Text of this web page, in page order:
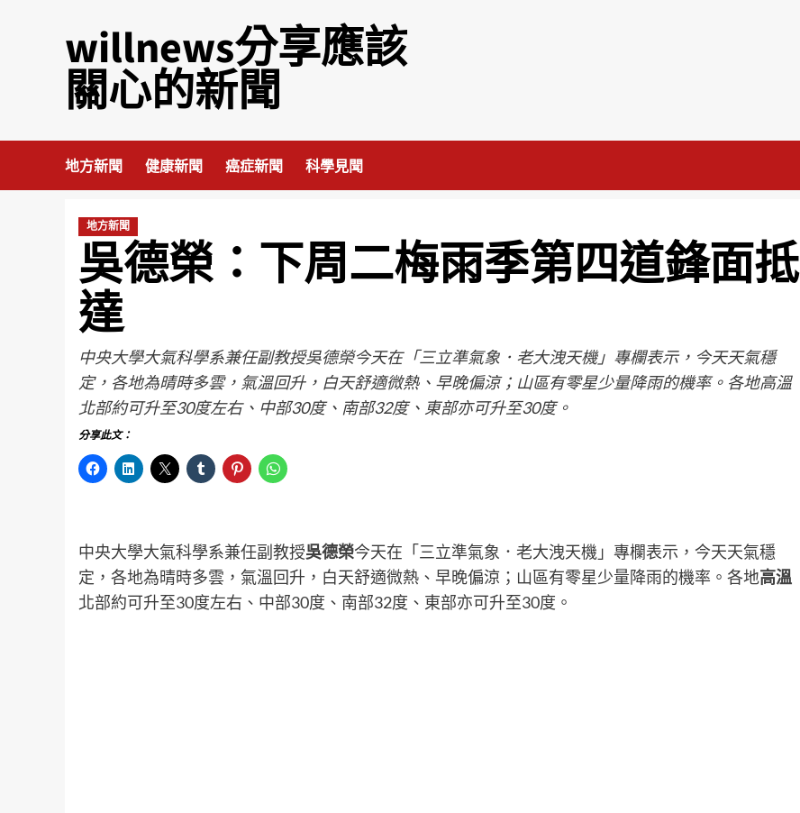
willnews分享應該
關心的新聞
地方新聞 健康新聞 癌症新聞 科學見聞
地方新聞
吳德榮：下周二梅雨季第四道鋒面抵
達
中央大學大氣科學系兼任副教授吳德榮今天在「三立準氣象．老大洩天機」專欄表示，今天天氣穩
定，各地為晴時多雲，氣溫回升，白天舒適微熱、早晚偏涼；山區有零星少量降雨的機率。各地高溫
北部約可升至30度左右、中部30度、南部32度、東部亦可升至30度。
分享此文：
中央大學大氣科學系兼任副教授吳德榮今天在「三立準氣象．老大洩天機」專欄表示，今天天氣穩
定，各地為晴時多雲，氣溫回升，白天舒適微熱、早晚偏涼；山區有零星少量降雨的機率。各地高溫
北部約可升至30度左右、中部30度、南部32度、東部亦可升至30度。